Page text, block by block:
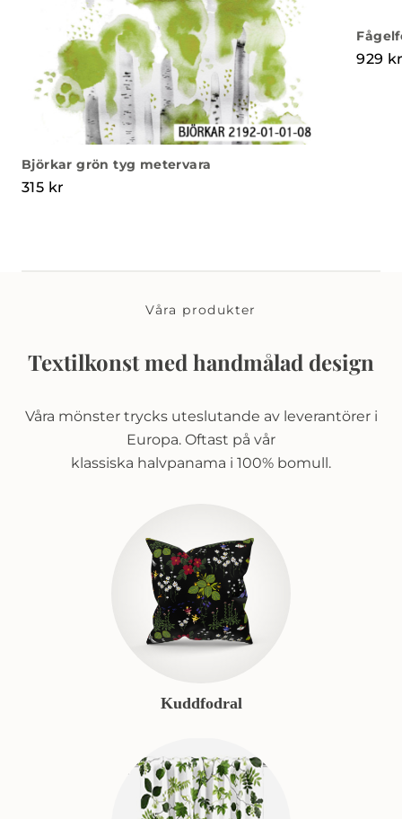
Björkar grön tyg metervara
315 kr
929
Våra produkter
Textilkonst med handmålad design
Våra mönster trycks uteslutande av leverantörer i
Europa. Oftast på vår
klassiska halvpanama i 100% bomull.
Kuddfodral